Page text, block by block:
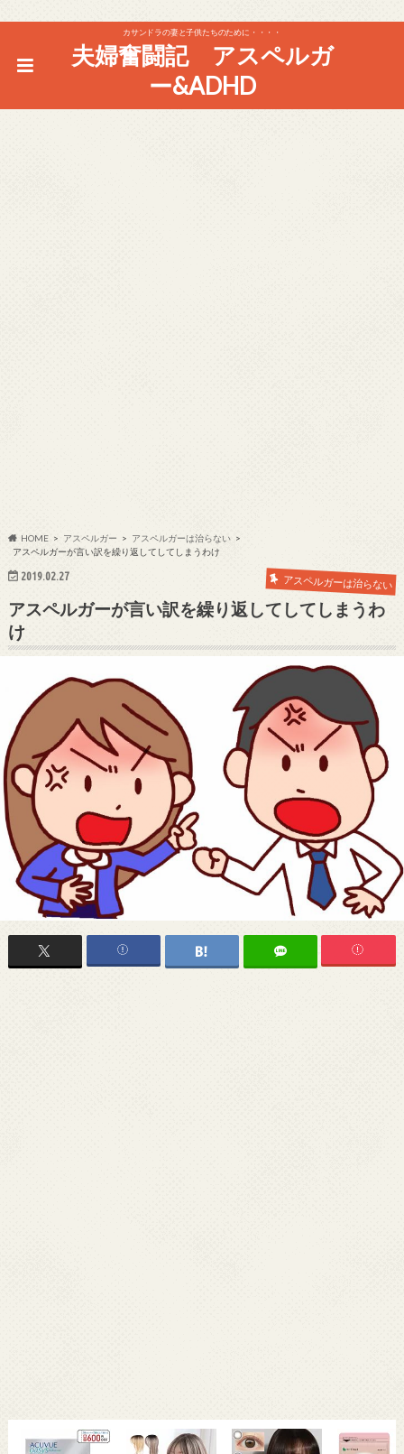
カサンドラの妻と子供たちのために・・・・
夫婦奮闘記 アスペルガ
ー&ADHD
HOME アスペルガー
アスペルガーは治らない
アスペルガーが言い訳を繰り返してしてしまうわけ
2019.02.27 アスペルガーは治らない
アスペルガーが言い訳を繰り返してしてしまうわ
け